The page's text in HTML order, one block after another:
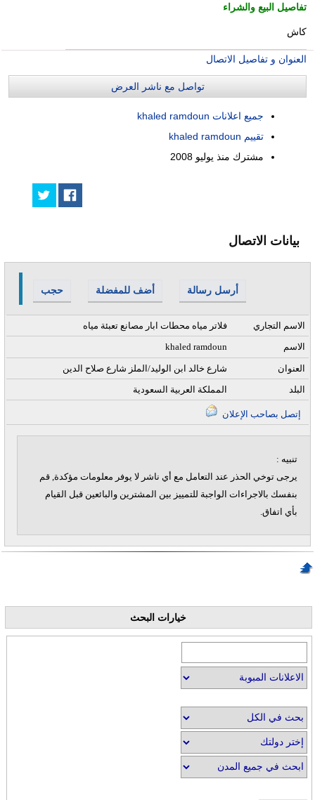
تفاصيل البيع والشراء
كاش
العنوان و تفاصيل الاتصال
تواصل مع ناشر العرض
جميع اعلانات khaled ramdoun
تقييم khaled ramdoun
مشترك منذ يوليو 2008
بيانات الاتصال
حجب أضف للمفضلة أرسل رسالة
فلاتر مياه محطات ابار مصانع تعبئة مياه
الاسم التجاري
khaled ramdoun
الاسم
شارع خالد ابن الوليد/الملز شارع صلاح الدين
العنوان
المملكة العربية السعودية
البلد
تنبيه :
يرجى توخي الحذر عند التعامل مع أي ناشر لا يوفر معلومات مؤكدة, قم
بنفسك بالاجراءات الواجبة للتمييز بين المشترين والبائعين قبل القيام
بأي اتفاق.
خيارات البحث